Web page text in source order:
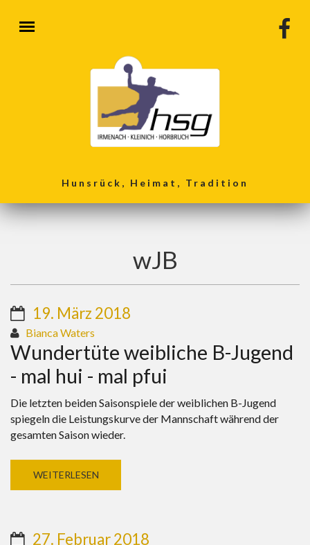
Hunsrück, Heimat, Tradition
wJB
19. März 2018
Bianca Waters
Wundertüte weibliche B-Jugend
- mal hui - mal pfui
Die letzten beiden Saisonspiele der weiblichen B-Jugend
spiegeln die Leistungskurve der Mannschaft während der
gesamten Saison wieder.
WEITERLESEN
27. Februar 2018